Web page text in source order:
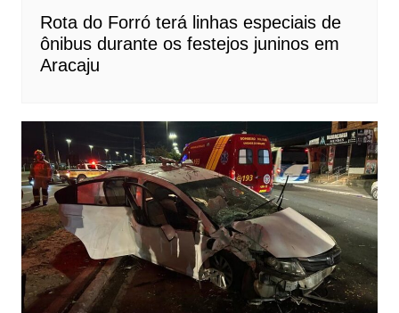
Rota do Forró terá linhas especiais de
ônibus durante os festejos juninos em
Aracaju